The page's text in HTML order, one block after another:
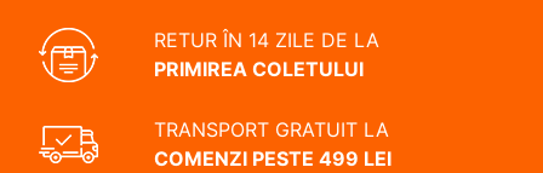
RETUR ÎN 14 ZILE DE LA
PRIMIREA COLETULUI
TRANSPORT GRATUIT LA
COMENZI PESTE 499 LEI